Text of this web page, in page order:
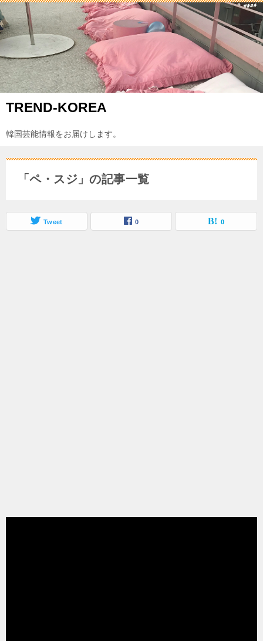
TREND-KOREA
韓国芸能情報をお届けします。
「ペ・スジ」の記事一覧
Tweet 0 0